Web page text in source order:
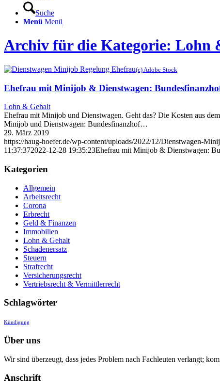
Suche
Menü Menü
Archiv für die Kategorie: Lohn
(c) Adobe Stock
Ehefrau mit Minijob & Dienstwagen:
Lohn & Gehalt
Ehefrau mit Minijob und Dienstwagen. Geht das? Die Kosten aus
Minijob und Dienstwagen: Bundesfinanzhof…
29. März 2019
https://haug-hoefer.de/wp-content/uploads/2022/12/Dienstwagen-
11:37:372022-12-28 19:35:23Ehefrau mit Minijob & Dienstwagen:
Kategorien
Allgemein
Arbeitsrecht
Corona
Erbrecht
Geld & Finanzen
Immobilien
Lohn & Gehalt
Schadenersatz
Steuern
Strafrecht
Versicherungsrecht
Vertriebsrecht & Vermittlerrecht
Schlagwörter
Kündigung
Über uns
Wir sind überzeugt, dass jedes Problem nach Fachleuten verlangt;
Anschrift